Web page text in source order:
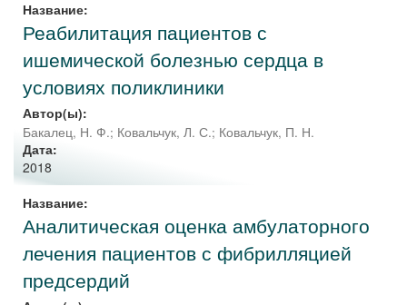
Название:
Реабилитация пациентов с
ишемической болезнью сердца в
условиях поликлиники
Автор(ы):
Бакалец, Н. Ф.; Ковальчук, Л. С.; Ковальчук, П. Н.
Дата:
2018
Название:
Аналитическая оценка амбулаторного
лечения пациентов с фибрилляцией
предсердий